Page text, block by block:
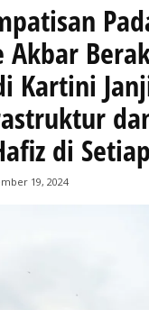
Akbar
Kartini
di
19, 2024